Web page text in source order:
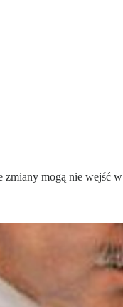
zmiany mogą nie wejść